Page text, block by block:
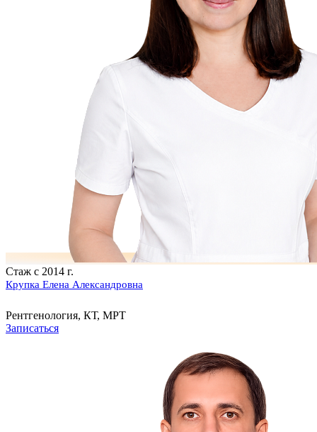
Стаж с 2014 г.
Крупка Елена Александровна
Рентгенология, КТ, МРТ
Записаться